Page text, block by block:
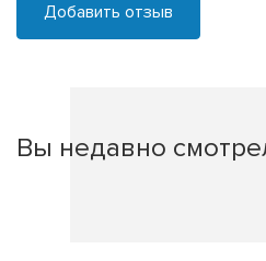
Добавить отзыв
Вы недавно